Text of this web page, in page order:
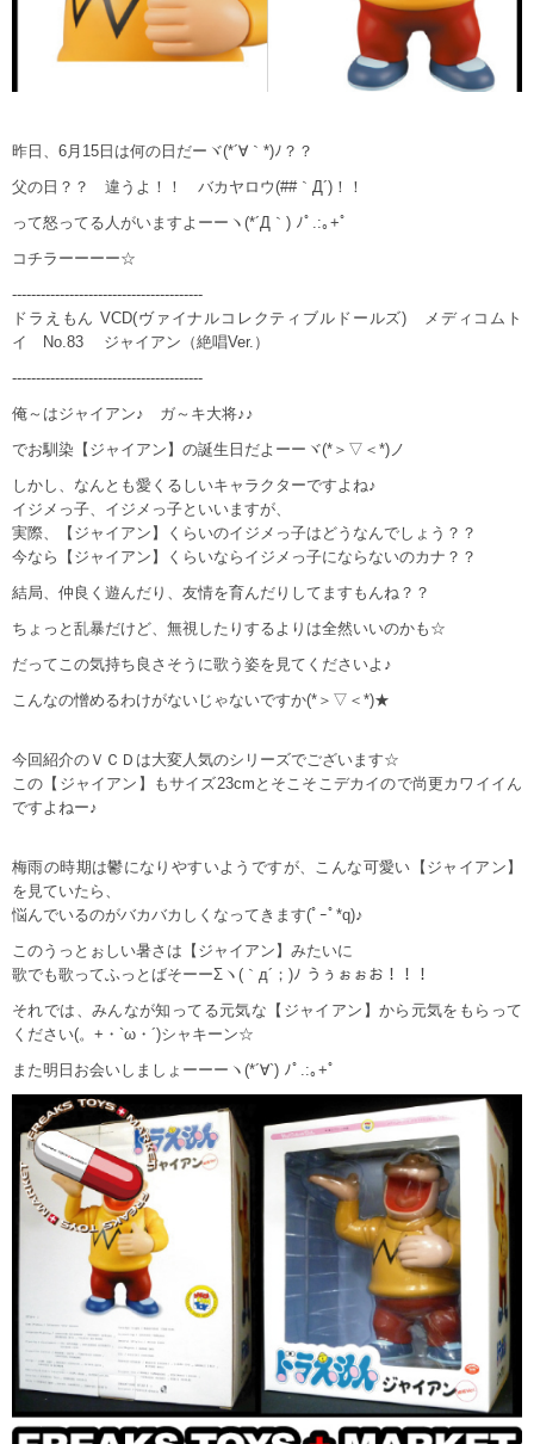
昨日、6月15日は何の日だーヾ(*´∀｀*)ﾉ？？
父の日？？ 違うよ！！ バカヤロウ(##｀Д´)！！
って怒ってる人がいますよーーヽ(*´Д｀) ﾉﾟ.:｡+ﾟ
コチラーーーー☆
----------------------------------------
ドラえもん VCD(ヴァイナルコレクティブルドールズ) メディコムト
イ No.83 ジャイアン（絶唱Ver.）
----------------------------------------
俺～はジャイアン♪ ガ～キ大将♪♪
でお馴染【ジャイアン】の誕生日だよーーヾ(*＞▽＜*)ノ
しかし、なんとも愛くるしいキャラクターですよね♪
イジメっ子、イジメっ子といいますが、
実際、【ジャイアン】くらいのイジメっ子はどうなんでしょう？？
今なら【ジャイアン】くらいならイジメっ子にならないのカナ？？
結局、仲良く遊んだり、友情を育んだりしてますもんね？？
ちょっと乱暴だけど、無視したりするよりは全然いいのかも☆
だってこの気持ち良さそうに歌う姿を見てくださいよ♪
こんなの憎めるわけがないじゃないですか(*＞▽＜*)★
今回紹介のＶＣＤは大変人気のシリーズでございます☆
この【ジャイアン】もサイズ23cmとそこそこデカイので尚更カワイイん
ですよねー♪
梅雨の時期は鬱になりやすいようですが、こんな可愛い【ジャイアン】
を見ていたら、
悩んでいるのがバカバカしくなってきます(ﾟｰﾟ*q)♪
このうっとぉしい暑さは【ジャイアン】みたいに
歌でも歌ってふっとばそーーΣヽ(｀д´；)ﾉ うぅぉぉお！！！
それでは、みんなが知ってる元気な【ジャイアン】から元気をもらって
ください(。+・`ω・´)シャキーン☆
また明日お会いしましょーーーヽ(*´∀`) ﾉﾟ.:｡+ﾟ